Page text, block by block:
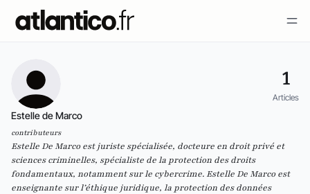
1
Articles
Estelle de Marco
contributeurs
Estelle De Marco est juriste spécialisée, docteure en droit privé et
sciences criminelles, spécialiste de la protection des droits
fondamentaux, notamment sur le cybercrime. Estelle De Marco est
enseignante sur l’éthique juridique, la protection des données